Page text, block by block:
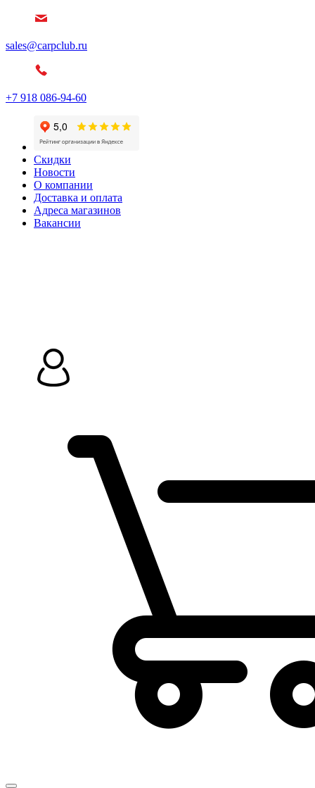
sales@carpclub.ru
+7 918 086-94-60
Скидки
Новости
О компании
Доставка и оплата
Адреса магазинов
Вакансии